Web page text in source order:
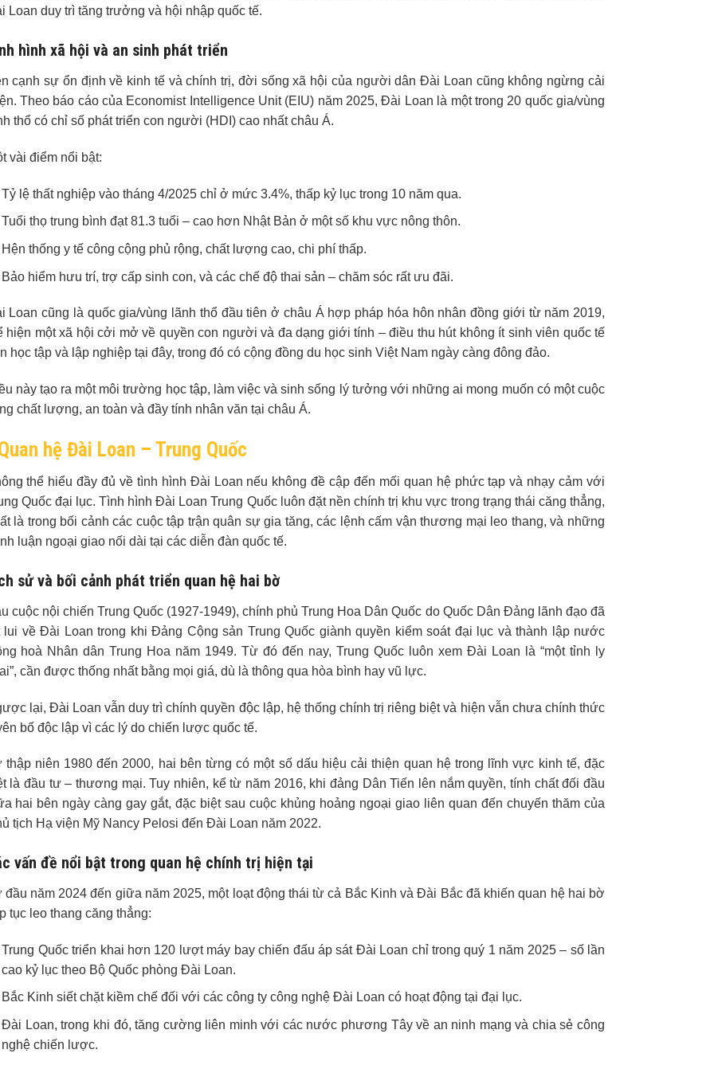
Loan duy trì tăng trưởng và hội nhập quốc tế.
hình xã hội và an sinh phát triển
cạnh sự ổn định về kinh tế và chính trị, đời sống xã hội của người dân Đài Loan cũng không ngừng cải
Theo báo cáo của Economist Intelligence Unit (EIU) năm 2025, Đài Loan là một trong 20 quốc gia/vùng
thổ có chỉ số phát triển con người (HDI) cao nhất châu Á.
vài điểm nổi bật:
Tỷ lệ thất nghiệp vào tháng 4/2025 chỉ ở mức 3.4%, thấp kỷ lục trong 10 năm qua.
Tuổi thọ trung bình đạt 81.3 tuổi – cao hơn Nhật Bản ở một số khu vực nông thôn.
Hện thống y tế công cộng phủ rộng, chất lượng cao, chi phí thấp.
Bảo hiểm hưu trí, trợ cấp sinh con, và các chế độ thai sản – chăm sóc rất ưu đãi.
Loan cũng là quốc gia/vùng lãnh thổ đầu tiên ở châu Á hợp pháp hóa hôn nhân đồng giới từ năm 2019,
hiện một xã hội cởi mở về quyền con người và đa dạng giới tính – điều thu hút không ít sinh viên quốc tế
học tập và lập nghiệp tại đây, trong đó có cộng đồng du học sinh Việt Nam ngày càng đông đảo.
này tạo ra một môi trường học tập, làm việc và sinh sống lý tưởng với những ai mong muốn có một cuộc
chất lượng, an toàn và đầy tính nhân văn tại châu Á.
hệ Đài Loan – Trung Quốc
thể hiểu đầy đủ về tình hình Đài Loan nếu không đề cập đến mối quan hệ phức tạp và nhạy cảm với
Quốc đại lục. Tình hình Đài Loan Trung Quốc luôn đặt nền chính trị khu vực trong trạng thái căng thẳng,
là trong bối cảnh các cuộc tập trận quân sự gia tăng, các lệnh cấm vận thương mại leo thang, và những
luận ngoại giao nối dài tại các diễn đàn quốc tế.
sử và bối cảnh phát triển quan hệ hai bờ
cuộc nội chiến Trung Quốc (1927-1949), chính phủ Trung Hoa Dân Quốc do Quốc Dân Đảng lãnh đạo đã
lui về Đài Loan trong khi Đảng Cộng sản Trung Quốc giành quyền kiểm soát đại lục và thành lập nước
hoà Nhân dân Trung Hoa năm 1949. Từ đó đến nay, Trung Quốc luôn xem Đài Loan là “một tỉnh ly
cần được thống nhất bằng mọi giá, dù là thông qua hòa bình hay vũ lực.
lại, Đài Loan vẫn duy trì chính quyền độc lập, hệ thống chính trị riêng biệt và hiện vẫn chưa chính thức
bố độc lập vì các lý do chiến lược quốc tế.
thập niên 1980 đến 2000, hai bên từng có một số dấu hiệu cải thiện quan hệ trong lĩnh vực kinh tế, đặc
là đầu tư – thương mại. Tuy nhiên, kể từ năm 2016, khi đảng Dân Tiến lên nắm quyền, tính chất đối đầu
hai bên ngày càng gay gắt, đặc biệt sau cuộc khủng hoảng ngoại giao liên quan đến chuyến thăm của
tịch Hạ viện Mỹ Nancy Pelosi đến Đài Loan năm 2022.
vấn đề nổi bật trong quan hệ chính trị hiện tại
đầu năm 2024 đến giữa năm 2025, một loạt động thái từ cả Bắc Kinh và Đài Bắc đã khiến quan hệ hai bờ
tục leo thang căng thẳng:
Trung Quốc triển khai hơn 120 lượt máy bay chiến đấu áp sát Đài Loan chỉ trong quý 1 năm 2025 – số lần
cao kỷ lục theo Bộ Quốc phòng Đài Loan.
Bắc Kinh siết chặt kiềm chế đối với các công ty công nghệ Đài Loan có hoạt động tại đại lục.
Đài Loan, trong khi đó, tăng cường liên minh với các nước phương Tây về an ninh mạng và chia sẻ công
nghệ chiến lược.